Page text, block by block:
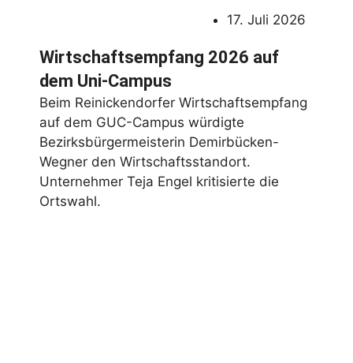
17. Juli 2026
Wirtschaftsempfang 2026 auf
dem Uni-Campus
Beim Reinickendorfer Wirtschaftsempfang
auf dem GUC-Campus würdigte
Bezirksbürgermeisterin Demirbücken-
Wegner den Wirtschaftsstandort.
Unternehmer Teja Engel kritisierte die
Ortswahl.